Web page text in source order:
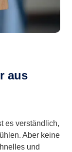
aus
es verständlich,
Aber keine
und